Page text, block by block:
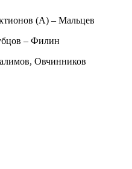
(А) – Мальцев
– Филин
Овчинников